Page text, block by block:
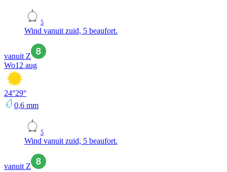
5
Wind vanuit zuid, 5 beaufort.
vanuit Z
Wo12 aug
24°29°
0,6 mm
5
Wind vanuit zuid, 5 beaufort.
vanuit Z